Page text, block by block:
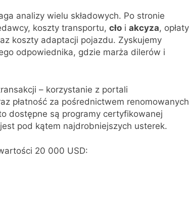
analizy wielu składowych. Po stronie
koszty transportu, cło i akcyza, opłaty
koszty adaptacji pojazdu. Zyskujemy
odpowiednika, gdzie marża dilerów i
– korzystanie z portali
płatność za pośrednictwem renomowanych
dostępne są programy certyfikowanej
pod kątem najdrobniejszych usterek.
20 000 USD: